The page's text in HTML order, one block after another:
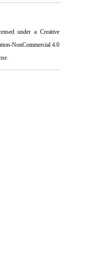
under a Creative
NonCommercial 4.0
.